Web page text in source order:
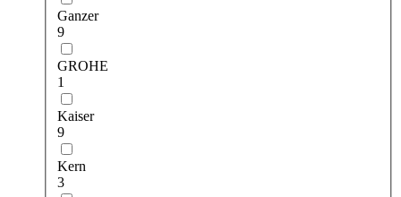
Ganzer
9
GROHE
1
Kaiser
9
Kern
3